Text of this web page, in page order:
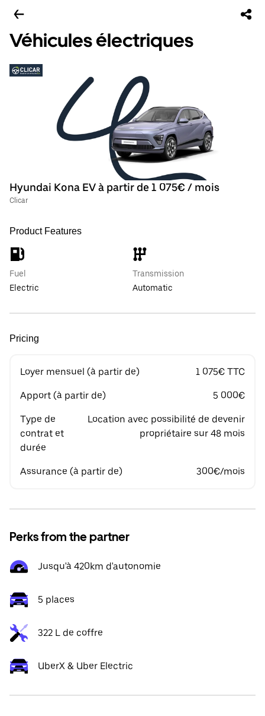
Véhicules électriques
Hyundai Kona EV à partir de 1 075€ / mois
Clicar
Product Features
Fuel
Electric
Transmission
Automatic
Pricing
Loyer mensuel (à partir de) 1 075€ TTC
Apport (à partir de) 5 000€
Type de
contrat et
durée
Location avec possibilité de devenir
propriétaire sur 48 mois
Assurance (à partir de) 300€/mois
Perks from the partner
Jusqu'à 420km d'autonomie
5 places
322 L de coffre
UberX & Uber Electric